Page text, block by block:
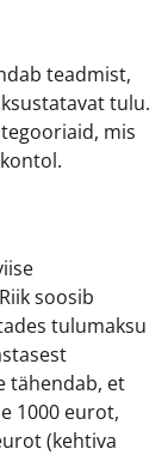
teadmist,
tulu.
mis
soosib
tulumaksu
tähendab, et
1000 eurot,
(kehtiva